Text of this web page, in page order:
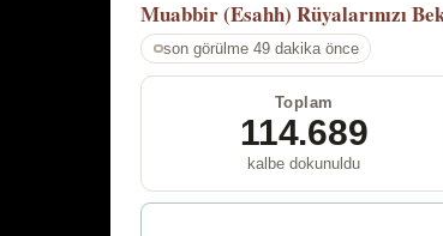
Muabbir (Esahh) Rüyalarınızı
son görülme 49 dakika önce
Toplam
114.689
kalbe dokunuldu